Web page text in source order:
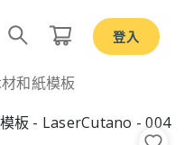
登入
和紙模板